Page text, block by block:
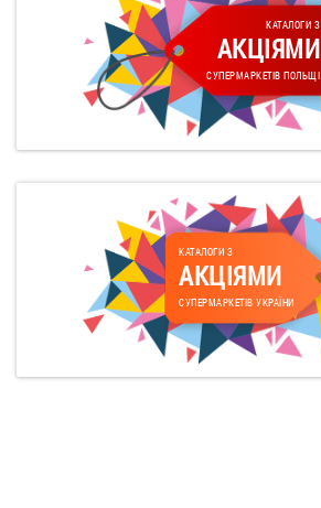
КАТАЛОГИ З
АКЦІЯМИ
СУПЕРМАРКЕТІВ ПОЛЬЩІ
КАТАЛОГИ З
АКЦІЯМИ
СУПЕРМАРКЕТІВ УКРАЇНИ